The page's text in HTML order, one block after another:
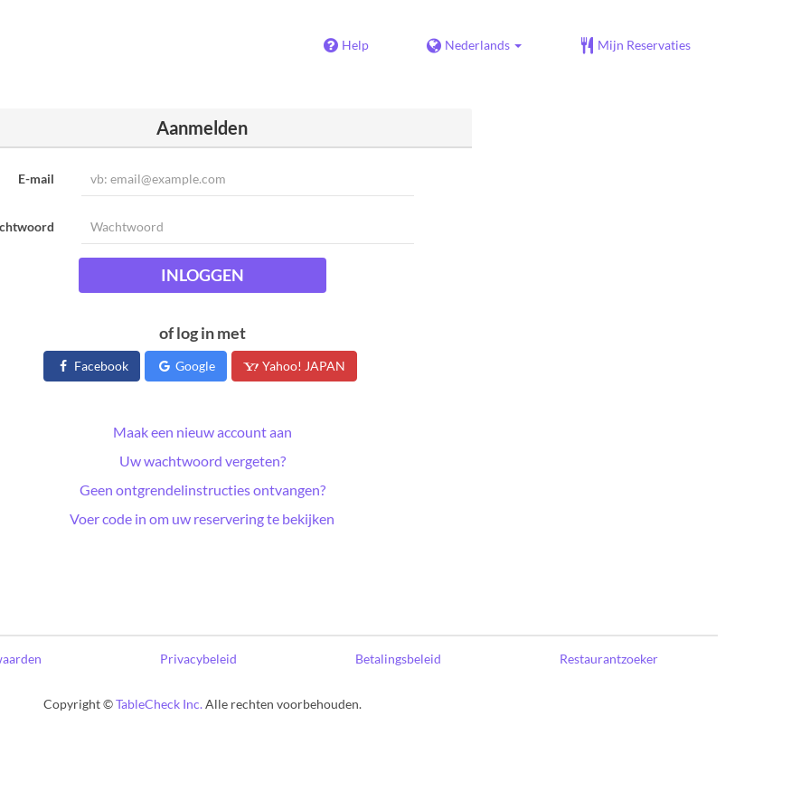
Help Nederlands Mijn Reservaties
Aanmelden
E-mail
INLOGGEN
of log in met
Facebook Google Yahoo! JAPAN
Maak een nieuw account aan
Uw wachtwoord vergeten?
Geen ontgrendelinstructies ontvangen?
Voer code in om uw reservering te bekijken
Privacybeleid Betalingsbeleid Restaurantzoeker
Copyright ©TableCheck Inc.Alle rechten voorbehouden.